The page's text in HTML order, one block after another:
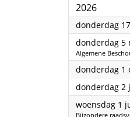
2026
donderdag
donderdag 5
Algemene
donderdag 1
donderdag 2
woensdag 1
Bijzondere